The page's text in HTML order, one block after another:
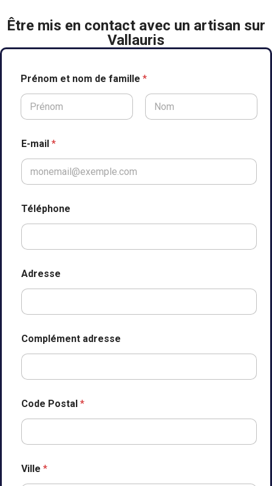
Être mis en contact avec un artisan sur
Vallauris
d
r
s
e
d
e
r
n
m
Prénom et nom de famille *
E-mail *
Téléphone
Adresse
Complément adresse
Code Postal *
Ville *